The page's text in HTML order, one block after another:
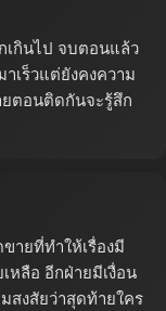
เกินไป จบตอนแล้ว
เร็วแต่ยังคงความ
ยตอนติดกันจะรู้สึก
ายที่ทำให้เรื่องมี
หลือ อีกฝ่ายมีเงื่อน
สงสัยว่าสุดท้ายใคร